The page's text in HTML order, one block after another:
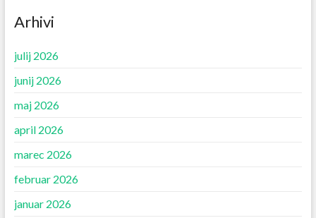
Arhivi
julij 2026
junij 2026
maj 2026
april 2026
marec 2026
februar 2026
januar 2026